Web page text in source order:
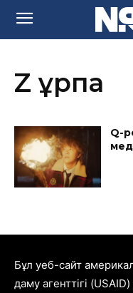
Z ұрпақ
Q-
Бұл уеб-сайт
даму агенттігі